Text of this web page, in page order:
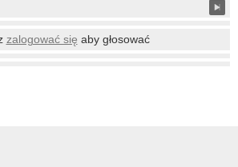
zalogować się aby głosować